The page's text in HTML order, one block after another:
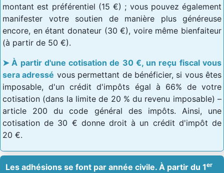
montant est préférentiel (15 €) ; vous pouvez également
manifester votre soutien de manière plus généreuse
encore, en étant donateur (30 €), voire même bienfaiteur
(à partir de 50 €).
À partir d'une cotisation de 30 €, un reçu fiscal vous
sera adressé vous permettant de bénéficier, si vous êtes
imposable, d'un crédit d'impôts égal à 66% de votre
cotisation (dans la limite de 20 % du revenu imposable) –
article 200 du code général des impôts. Ainsi, une
cotisation de 30 € donne droit à un crédit d'impôt de
20 €.
Les adhésions se font par année civile. À partir du 1er